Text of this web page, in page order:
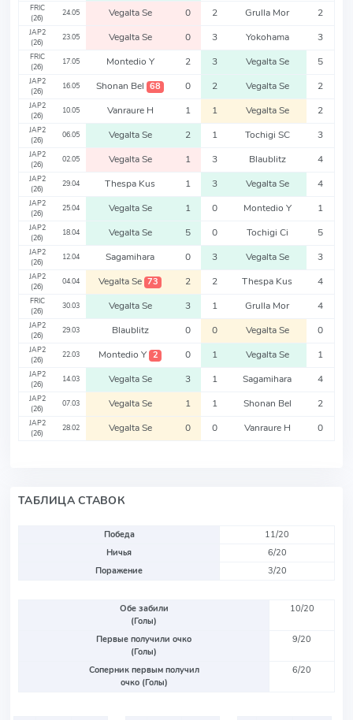
FRIC
(26)
24.05 Vegalta Se 0 2 Grulla Mor 2
JAP2
(26)
23.05 Vegalta Se 0 3 Yokohama 3
FRIC
(26)
17.05 Montedio Y 2 3 Vegalta Se 5
JAP2
(26)
16.05 Shonan Bel 68 0 2 Vegalta Se 2
JAP2
(26)
10.05 Vanraure H 1 1 Vegalta Se 2
JAP2
(26)
06.05 Vegalta Se 2 1 Tochigi SC 3
JAP2
(26)
02.05 Vegalta Se 1 3 Blaublitz 4
JAP2
(26)
29.04 Thespa Kus 1 3 Vegalta Se 4
JAP2
(26)
25.04 Vegalta Se 1 0 Montedio Y 1
JAP2
(26)
18.04 Vegalta Se 5 0 Tochigi Ci 5
JAP2
(26)
12.04 Sagamihara 0 3 Vegalta Se 3
JAP2
(26)
04.04 Vegalta Se 73 2 2 Thespa Kus 4
FRIC
(26)
30.03 Vegalta Se 3 1 Grulla Mor 4
JAP2
(26)
29.03 Blaublitz 0 0 Vegalta Se 0
JAP2
(26)
22.03 Montedio Y 2 0 1 Vegalta Se 1
JAP2
(26)
14.03 Vegalta Se 3 1 Sagamihara 4
JAP2
(26)
07.03 Vegalta Se 1 1 Shonan Bel 2
JAP2
(26)
28.02 Vegalta Se 0 0 Vanraure H 0
ТАБЛИЦА СТАВОК
Победа
11/20
Ничья
6/20
Поражение
3/20
Обе забили
(Голы)
10/20
Первые получили очко
(Голы)
9/20
Соперник первым получил
очко (Голы)
6/20